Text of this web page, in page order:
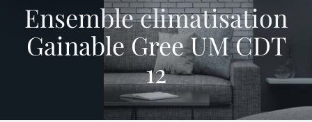
Ensemble climatisation
Gainable Gree UM CDT
12